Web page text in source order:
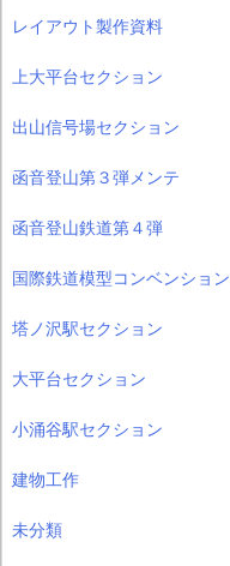
レイアウト製作資料
上大平台セクション
出山信号場セクション
函音登山第３弾メンテ
函音登山鉄道第４弾
国際鉄道模型コンベンション
塔ノ沢駅セクション
大平台セクション
小涌谷駅セクション
建物工作
未分類